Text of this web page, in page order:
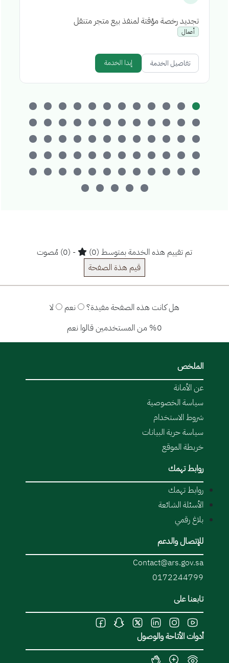
تجديد رخصة مؤقتة لمنفذ بيع متجر متنقل
أعمال
تفاصيل الخدمة إبدا الخدمة
تم تقييم هذه الخدمة بمتوسط (0)
- (0) مُصوت
قيم هذة الصفحة
هل كانت هذه الصفحة مفيدة؟ نعم
لا
%0 من المستخدمين قالوا نعم
الملخص
عن الأمانة
سياسة الخصوصية
شروط الاستخدام
سياسة حرية البيانات
خريطة الموقع
روابط تهمك
روابط تهمك
الأسئلة الشائعة
بلاغ رقمي
للإتصال والدعم
Contact@ars.gov.sa
0172244799
تابعنا على
أدوات الأتاحة والوصول